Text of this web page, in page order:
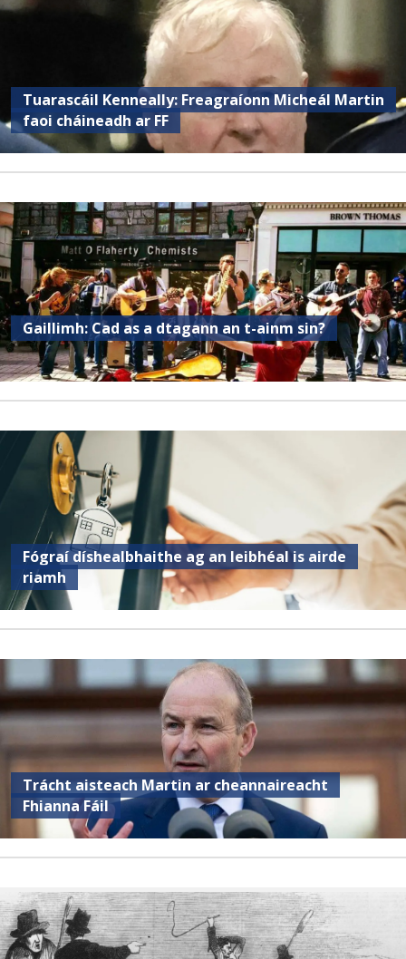
Tuarascáil Kenneally: Freagraíonn Micheál Martin
faoi cháineadh ar FF
Gaillimh: Cad as a dtagann an t-ainm sin?
Fógraí díshealbhaithe ag an leibhéal is airde
riamh
Trácht aisteach Martin ar cheannaireacht
Fhianna Fáil